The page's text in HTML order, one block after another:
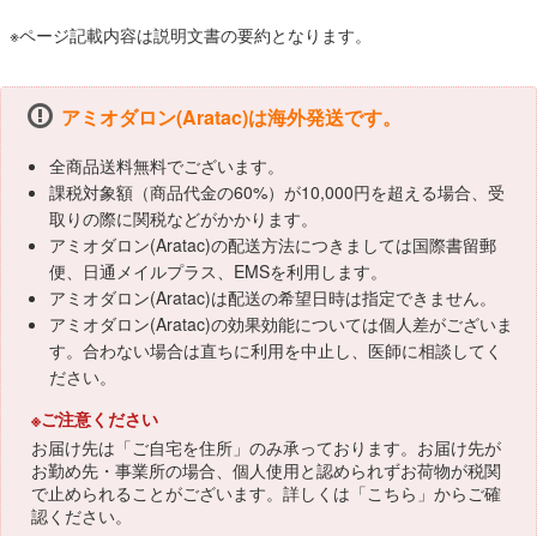
※ページ記載内容は説明文書の要約となります。
アミオダロン(Aratac)は海外発送です。
全商品送料無料でございます。
課税対象額（商品代金の60%）が10,000円を超える場合、受
取りの際に関税などがかかります。
アミオダロン(Aratac)の配送方法につきましては国際書留郵
便、日通メイルプラス、EMSを利用します。
アミオダロン(Aratac)は配送の希望日時は指定できません。
アミオダロン(Aratac)の効果効能については個人差がございま
す。合わない場合は直ちに利用を中止し、医師に相談してく
ださい。
※ご注意ください
お届け先は「ご自宅を住所」のみ承っております。お届け先が
お勤め先・事業所の場合、個人使用と認められずお荷物が税関
で止められることがございます。詳しくは「こちら 」からご確
認ください。